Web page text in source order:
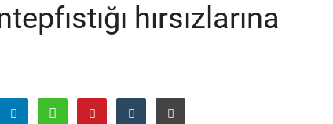
hırsızlarına